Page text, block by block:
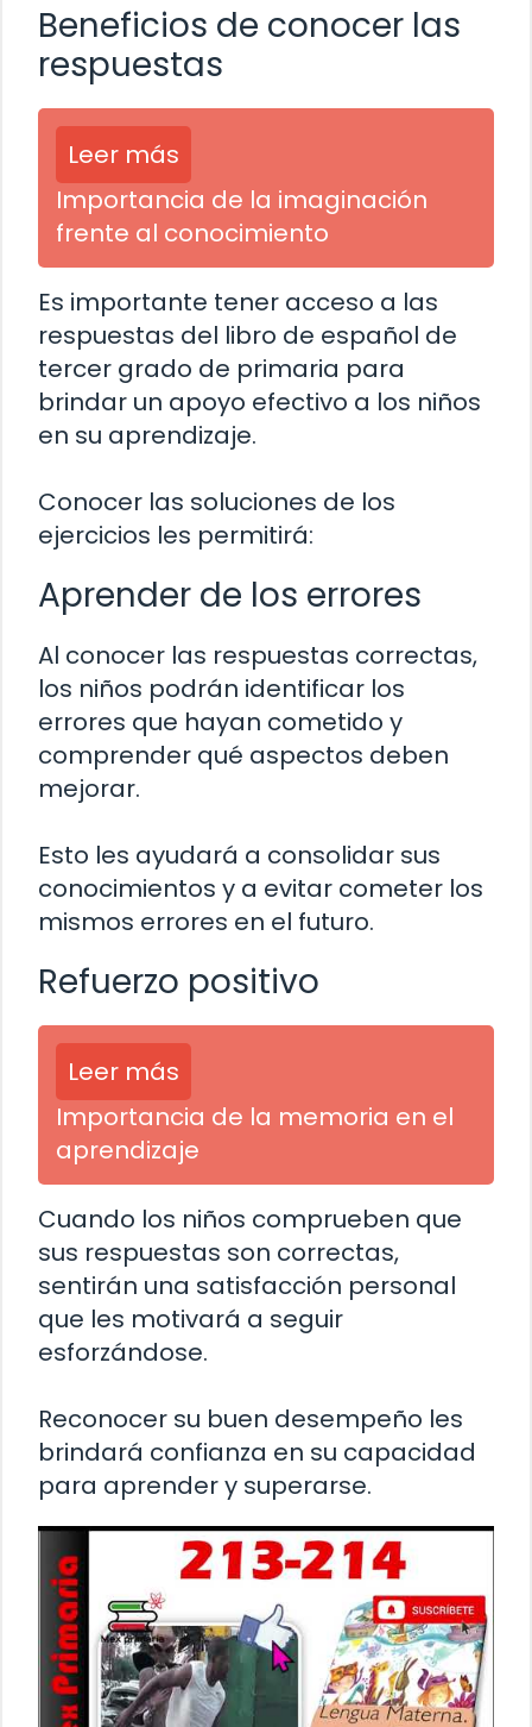
Beneficios de conocer las
respuestas
Leer más
Importancia de la imaginación
frente al conocimiento
Es importante tener acceso a las
respuestas del libro de español de
tercer grado de primaria para
brindar un apoyo efectivo a los niños
en su aprendizaje.
Conocer las soluciones de los
ejercicios les permitirá:
Aprender de los errores
Al conocer las respuestas correctas,
los niños podrán identificar los
errores que hayan cometido y
comprender qué aspectos deben
mejorar.
Esto les ayudará a consolidar sus
conocimientos y a evitar cometer los
mismos errores en el futuro.
Refuerzo positivo
Leer más
Importancia de la memoria en el
aprendizaje
Cuando los niños comprueben que
sus respuestas son correctas,
sentirán una satisfacción personal
que les motivará a seguir
esforzándose.
Reconocer su buen desempeño les
brindará confianza en su capacidad
para aprender y superarse.